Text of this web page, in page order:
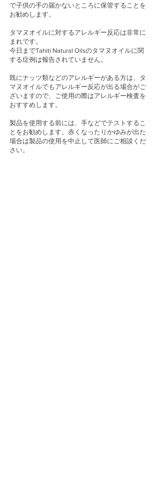
で子供の手の届かないところに保管することを
お勧めします。
タマヌオイルに対するアレルギー反応は非常に
まれです。
今日までTahiti Natural Oilsのタマヌオイルに関
する症例は報告されていません。
既にナッツ類などのアレルギーがある方は、タ
マヌオイルでもアレルギー反応が出る場合がご
ざいますので、ご使用の際はアレルギー検査を
おすすめします。
製品を使用する前には、手などでテストするこ
とをお勧めします。赤くなったりかゆみが出た
場合は製品の使用を中止して医師にご相談くだ
さい。